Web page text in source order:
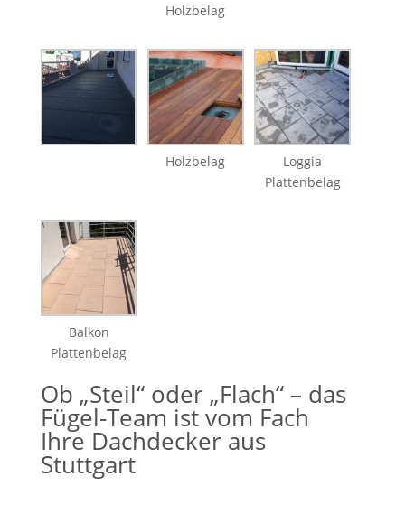
Holzbelag
Holzbelag
Loggia
Plattenbelag
Balkon
Plattenbelag
Ob „Steil“ oder „Flach“ – das
Fügel-Team ist vom Fach
Ihre Dachdecker aus
Stuttgart